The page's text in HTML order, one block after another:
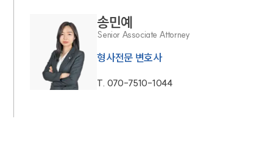
송민예
Senior Associate Attorney
형사전문 변호사
T. 070-7510-1044